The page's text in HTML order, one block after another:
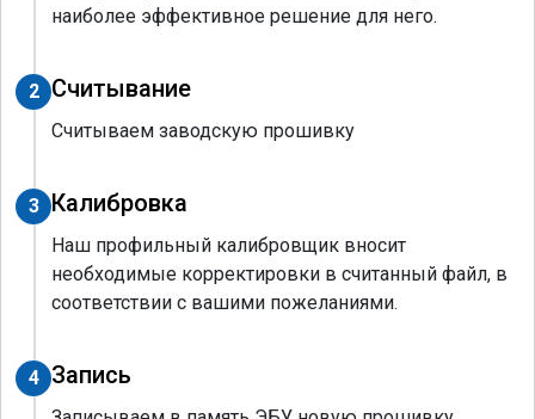
наиболее эффективное решение для него.
2 Считывание
Считываем заводскую прошивку
3 Калибровка
Наш профильный калибровщик вносит
необходимые корректировки в считанный файл, в
соответствии с вашими пожеланиями.
4 Запись